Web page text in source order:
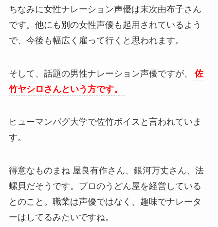
ちなみに女性ナレーション声優は末次由布子さん
です。他にも別の女性声優も起用されているよう
で、今後も幅広く雇って行くと思われます。
そして、話題の男性ナレーション声優ですが、
佐
竹ヤシロさんという方です。
ヒューマンバグ大学で佐竹ボイスと言われていま
す。
得意なものまね 屋良有作さん、銀河万丈さん、法
螺貝だそうです。プロのうどん屋を経営している
とのこと。職業は声優ではなく、趣味でナレータ
ーはしてるみたいですね。